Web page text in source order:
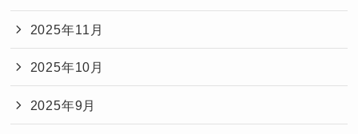
2025年11月
2025年10月
2025年9月